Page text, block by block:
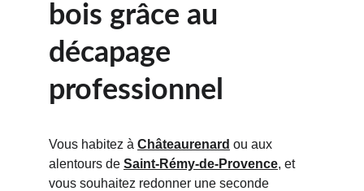
bois grâce au
décapage
professionnel
Vous habitez à Châteaurenard ou aux
alentours de Saint-Rémy-de-Provence, et
vous souhaitez redonner une seconde